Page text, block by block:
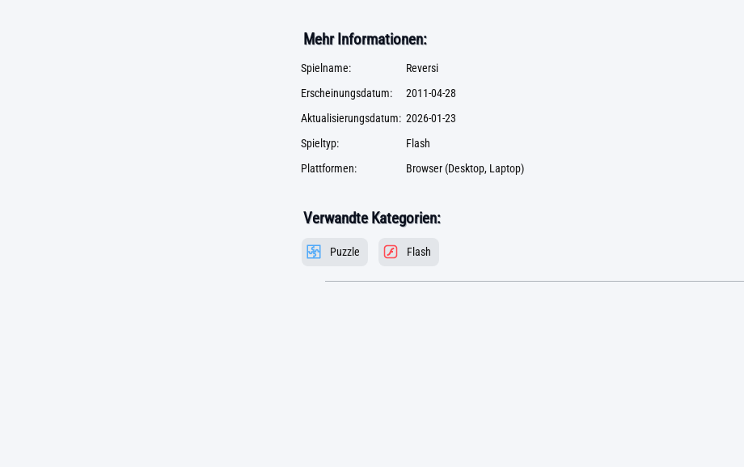
Mehr Informationen:
Spielname:
Reversi
Erscheinungsdatum:
2011-04-28
Aktualisierungsdatum: 2026-01-23
Spieltyp:
Flash
Plattformen:
Browser (Desktop, Laptop)
Verwandte Kategorien:
Puzzle Flash